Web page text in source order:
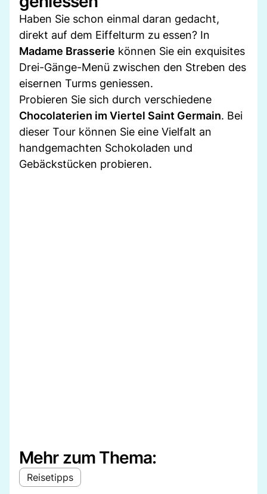
Haben Sie schon einmal daran gedacht,
direkt auf dem Eiffelturm zu essen? In
Madame Brasserie können Sie ein exquisites
Drei-Gänge-Menü zwischen den Streben des
eisernen Turms geniessen.
Probieren Sie sich durch verschiedene
Chocolaterien im Viertel Saint Germain. Bei
dieser Tour können Sie eine Vielfalt an
handgemachten Schokoladen und
Gebäckstücken probieren.
Mehr zum Thema:
Reisetipps